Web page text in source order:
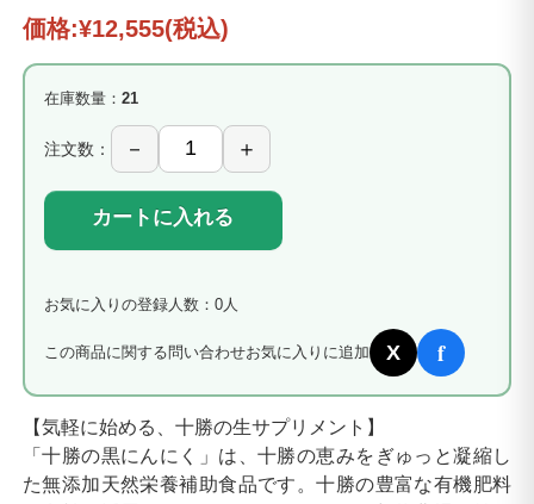
価格:¥12,555(税込)
在庫数量： 21
注文数：
カートに入れる
お気に入りの登録人数：0人
この商品に関する問い合わせお気に入りに追加 X f
【気軽に始める、十勝の生サプリメント】
「十勝の黒にんにく」は、十勝の恵みをぎゅっと凝縮し
た無添加天然栄養補助食品です。十勝の豊富な有機肥料